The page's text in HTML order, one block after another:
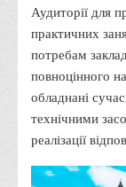
3D тур
SEL
Smart
Структура
Аудиторії для
практичних
потребам
повноцінного
обладнані
технічними
реалізації